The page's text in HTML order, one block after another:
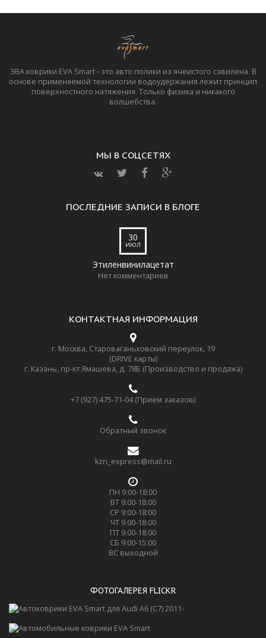
ЭВА коврики EVA Smart - это авто полики из ячеистого сэвилена. В
основе применяемой технологии водоудержания лежит принцип
поверхностного натяжения. Только физика и никакого
волшебства.
МЫ В СОЦСЕТЯХ
ПОСЛЕДНИЕ ЗАПИСИ В БЛОГЕ
30
ИЮЛ
Этиленвинилацетат
Нет комментариев
КОНТАКТНАЯ ИНФОРМАЦИЯ
г. Москва, Староваганьковский переулок, 19
(DRIVE карты)
г. Казань, пр-кт Ямашева, д. 78Б (Производство и продажа)
+7 (927) 475-71-04 (Прием заказов)
Обратный звонок
kzn_express@mail.ru
ПН 9:00-18:00
ВТ 9:00-18:00
СР 9:00-18:00
ЧТ 9:00-18:00
ПТ 9:00-18:00
СБ 9:00-15:00
ВС выходной
ФОТОГАЛЕРЕЯ FLICKR